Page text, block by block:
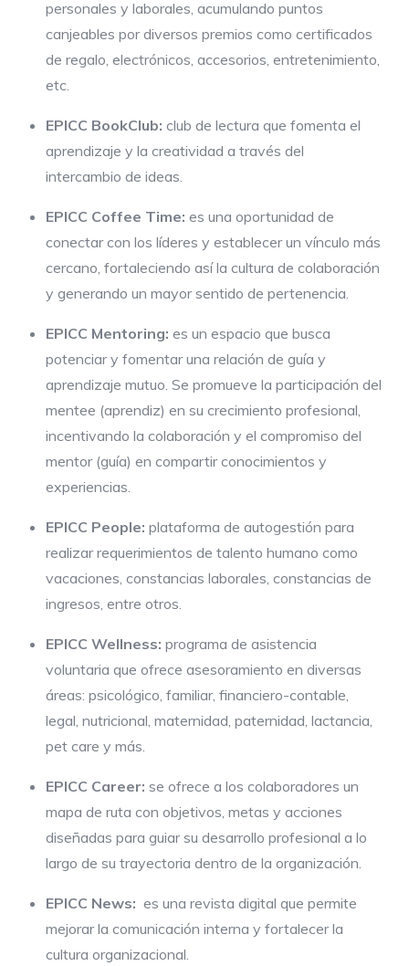
personales y laborales, acumulando puntos
canjeables por diversos premios como certificados
de regalo, electrónicos, accesorios, entretenimiento,
etc.
EPICC BookClub: club de lectura que fomenta el
aprendizaje y la creatividad a través del
intercambio de ideas.
EPICC Coffee Time: es una oportunidad de
conectar con los líderes y establecer un vínculo más
cercano, fortaleciendo así la cultura de colaboración
y generando un mayor sentido de pertenencia.
EPICC Mentoring: es un espacio que busca
potenciar y fomentar una relación de guía y
aprendizaje mutuo. Se promueve la participación del
mentee (aprendiz) en su crecimiento profesional,
incentivando la colaboración y el compromiso del
mentor (guía) en compartir conocimientos y
experiencias.
EPICC People: plataforma de autogestión para
realizar requerimientos de talento humano como
vacaciones, constancias laborales, constancias de
ingresos, entre otros.
EPICC Wellness: programa de asistencia
voluntaria que ofrece asesoramiento en diversas
áreas: psicológico, familiar, financiero-contable,
legal, nutricional, maternidad, paternidad, lactancia,
pet care y más.
EPICC Career: se ofrece a los colaboradores un
mapa de ruta con objetivos, metas y acciones
diseñadas para guiar su desarrollo profesional a lo
largo de su trayectoria dentro de la organización.
EPICC News: es una revista digital que permite
mejorar la comunicación interna y fortalecer la
cultura organizacional.